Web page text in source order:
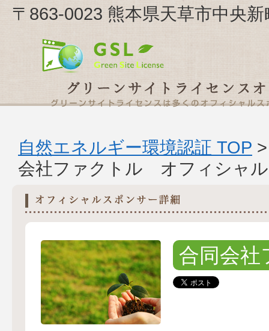
〒863-0023 熊本県天草市中央
自然エネルギー環境認証 TOP
会社ファクトル オフィシャ
合同会社